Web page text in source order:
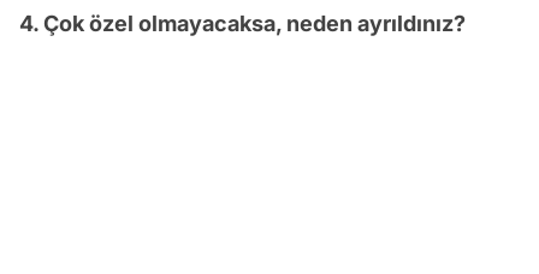
4. Çok özel olmayacaksa, neden ayrıldınız?